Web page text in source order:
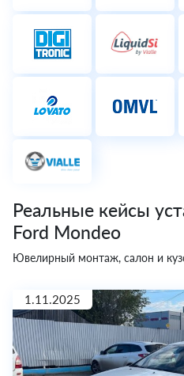
Реальные кейсы
Ford Mondeo
Ювелирный монтаж, салон и
1.11.2025